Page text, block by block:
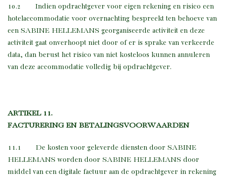
10.2 Indien opdrachtgever voor eigen rekening en risico een
hotelaccommodatie voor overnachting bespreekt ten behoeve van
een SABINE HELLEMANS georganiseerde activiteit en deze
activiteit gaat onverhoopt niet door of er is sprake van verkeerde
data, dan berust het risico van niet kosteloos kunnen annuleren
van deze accommodatie volledig bij opdrachtgever.
ARTIKEL 11.
FACTURERING EN BETALINGSVOORWAARDEN
11.1 De kosten voor geleverde diensten door SABINE
HELLEMANS worden door SABINE HELLEMANS door
middel van een digitale factuur aan de opdrachtgever in rekening